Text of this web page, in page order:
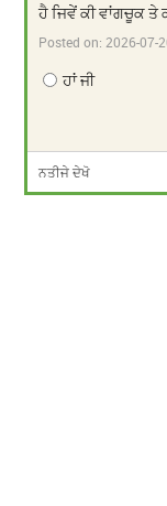
ਹੈ ਜਿਵੇਂ ਕੀ ਵਾਂਗਚੂਕ ਤੇ
Posted on: 2026-07-
ਹਾਂ ਜੀ
ਨਤੀਜੇ ਦੇਖੋ